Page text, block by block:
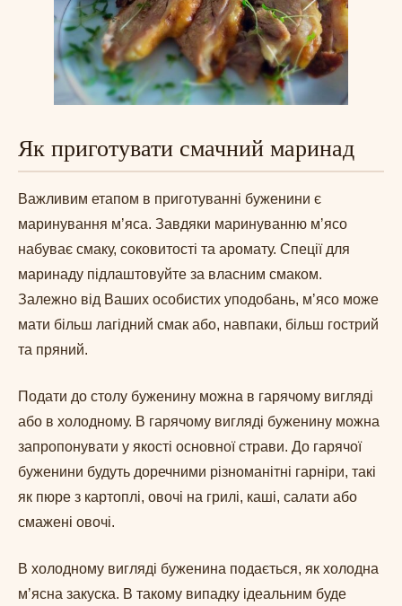
Як приготувати смачний маринад
Важливим етапом в приготуванні буженини є
маринування мʼяса. Завдяки маринуванню мʼясо
набуває смаку, соковитості та аромату. Спеції для
маринаду підлаштовуйте за власним смаком.
Залежно від Ваших особистих уподобань, мʼясо може
мати більш лагідний смак або, навпаки, більш гострий
та пряний.
Подати до столу буженину можна в гарячому вигляді
або в холодному. В гарячому вигляді буженину можна
запропонувати у якості основної страви. До гарячої
буженини будуть доречними різноманітні гарніри, такі
як пюре з картоплі, овочі на грилі, каші, салати або
смажені овочі.
В холодному вигляді буженина подається, як холодна
мʼясна закуска. В такому випадку ідеальним буде